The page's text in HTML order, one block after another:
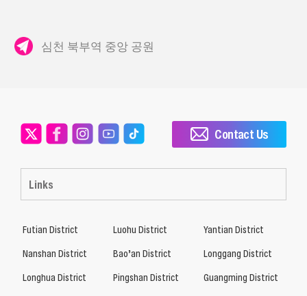
심천 북부역 중앙 공원
Links
Contact Us
Futian District Luohu District
Yantian District
Nanshan District
Bao’an District
Longgang District
Longhua District
Pingshan District
Guangming District